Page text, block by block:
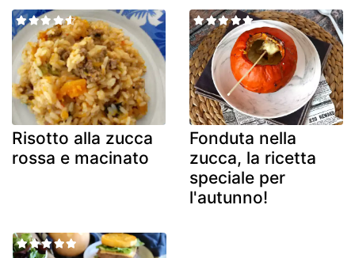
Risotto alla zucca
rossa e macinato
Fonduta nella
zucca, la ricetta
speciale per
l'autunno!